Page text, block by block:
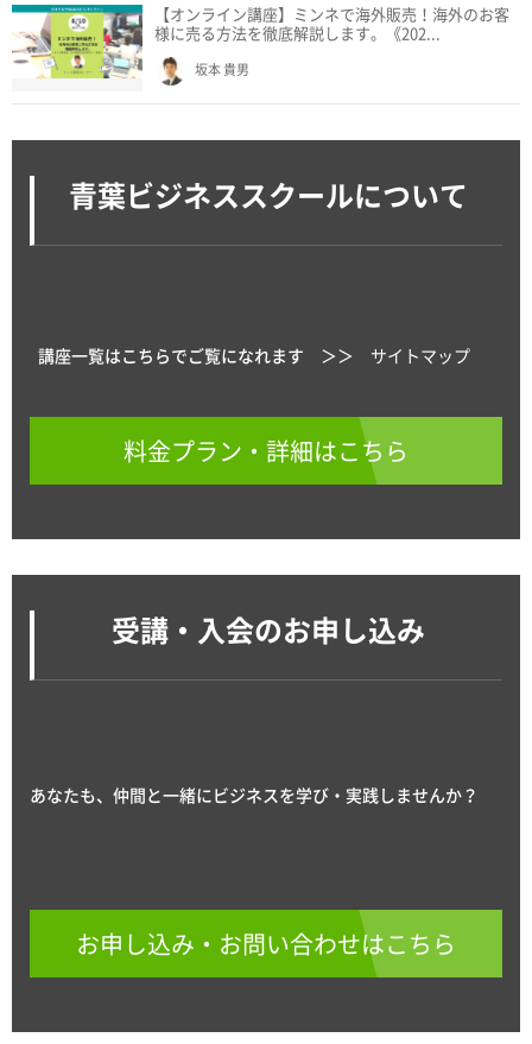
【オンライン講座】ミンネで海外販売！海外のお客
様に売る方法を徹底解説します。《202...
坂本 貴男
青葉ビジネススクールについて
講座一覧はこちらでご覧になれます ＞＞ サイトマップ
料金プラン・詳細はこちら
受講・入会のお申し込み
あなたも、仲間と一緒にビジネスを学び・実践しませんか？
お申し込み・お問い合わせはこちら